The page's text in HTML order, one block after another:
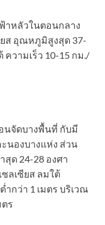
าหลัวในตอนกลาง
ส อุณหภูมิสูงสุด 37-
ความเร็ว 10-15 กม./
นจัดบางพื้นที่ กับมี
นองบางแห่ง ส่วน
ด 24-28 องศา
ลเซียส ลมใต้
กว่า 1 เมตร บริเวณ
ร